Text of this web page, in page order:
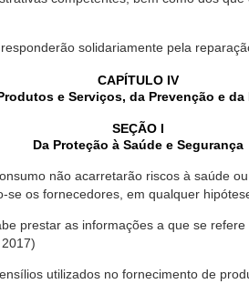
solidariamente pela
CAPÍTULO IV
e Serviços, da Prevenção e
SEÇÃO I
Da Proteção à Saúde e Segurança
não acarretarão riscos à saúde
os fornecedores, em qualquer
prestar as informações a que se
utilizados no fornecimento de